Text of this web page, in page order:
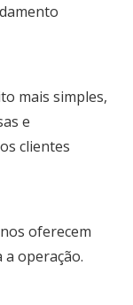
mais simples,
e
clientes
oferecem
operação.